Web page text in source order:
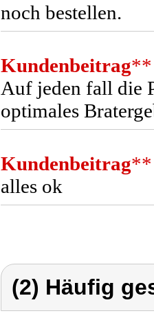
noch bestellen.
Kundenbeitrag**
Auf jeden fall die
optimales
Kundenbeitrag**
alles ok
(2) Häufig